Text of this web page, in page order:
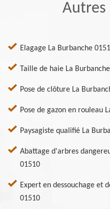
Autres
Elagage La Burbanche
Taille de haie La
Pose de clôture La
Pose de gazon en rouleau
Paysagiste qualifié La
Abattage d'arbres
01510
Expert en dessouchage et
01510